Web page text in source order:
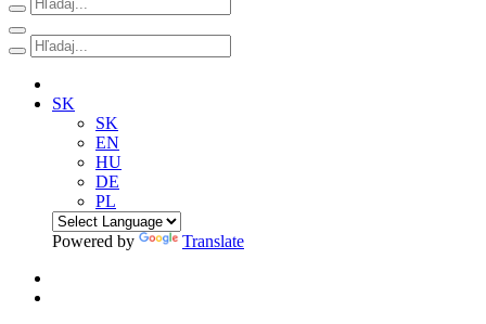
SK
SK
EN
HU
DE
PL
Powered by Translate